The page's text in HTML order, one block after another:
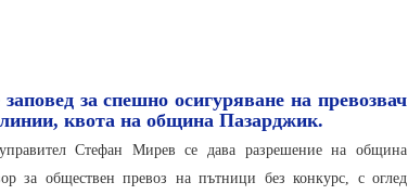
за спешно осигуряване на превозвач
линии, квота на община Пазарджик.
Стефан Мирев се дава разрешение на община
за обществен превоз на пътници без конкурс, с оглед